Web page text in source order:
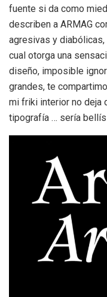
fuente si da como
describen a ARMAG
agresivas y
cual otorga una
diseño, imposible
grandes, te
mi friki interior no deja
tipografía … sería